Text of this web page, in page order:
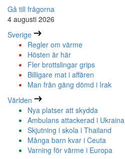
Gå till frågorna
4 augusti 2026
Sverige
Regler om värme
Hösten är här
Fler brottslingar grips
Billigare mat i affären
Man från gäng dömd i Irak
Världen
Nya platser att skydda
Ambulans attackerad i Ukraina
Skjutning i skola i Thailand
Många barn kvar i Ceuta
Varning för värme i Europa